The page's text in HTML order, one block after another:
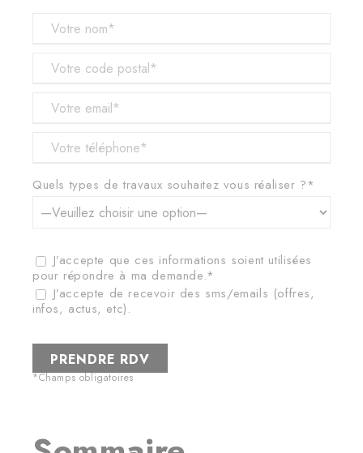
Quels types de travaux souhaitez vous réaliser ?*
J’accepte que ces informations soient utilisées
pour répondre à ma demande.*
J’accepte de recevoir des sms/emails (offres,
infos, actus, etc).
*Champs obligatoires